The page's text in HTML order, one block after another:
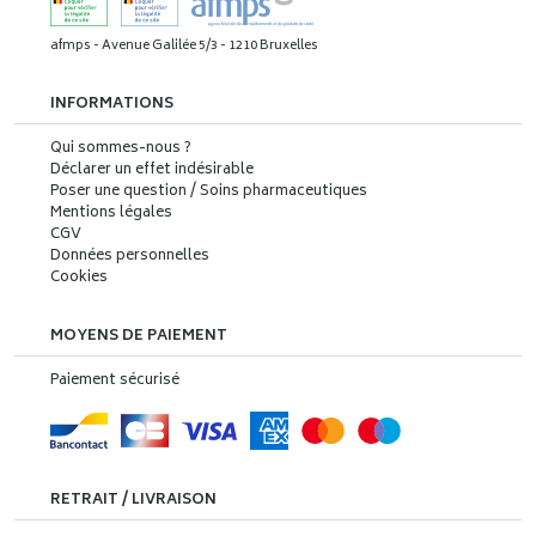
afmps - Avenue Galilée 5/3 - 1210 Bruxelles
INFORMATIONS
Qui sommes-nous ?
Déclarer un effet indésirable
Poser une question / Soins pharmaceutiques
Mentions légales
CGV
Données personnelles
Cookies
MOYENS DE PAIEMENT
Paiement sécurisé
RETRAIT / LIVRAISON